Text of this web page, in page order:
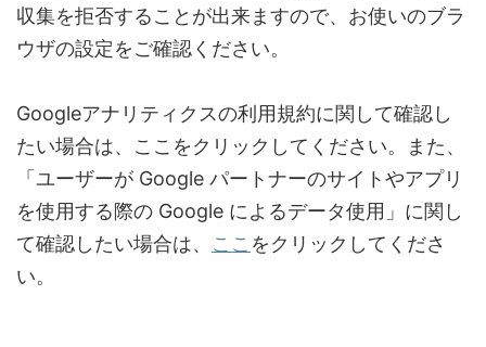
収集を拒否することが出来ますので、お使いのブラ
ウザの設定をご確認ください。
Googleアナリティクスの利用規約に関して確認し
たい場合は、ここをクリックしてください。また、
「ユーザーが Google パートナーのサイトやアプリ
を使用する際の Google によるデータ使用」に関し
て確認したい場合は、 ここ をクリックしてくださ
い。